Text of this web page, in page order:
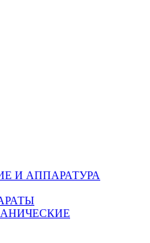
И АППАРАТУРА